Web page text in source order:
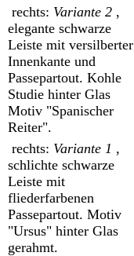
rechts: Variante 2 ,
elegante schwarze
Leiste mit versilberter
Innenkante und
Passepartout. Kohle
Studie hinter Glas
Motiv "Spanischer
Reiter".
rechts: Variante 1 ,
schlichte schwarze
Leiste mit
fliederfarbenen
Passepartout. Motiv
"Ursus" hinter Glas
gerahmt.